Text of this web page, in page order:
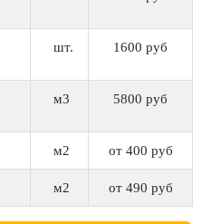
шт. 1600 руб
м3 5800 руб
м2 от 400 руб
м2 от 490 руб